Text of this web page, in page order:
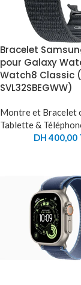
Bracelet
pour Galaxy
Watch8 Classic
SVL32SBEGWW)
Montre et Bracelet
Tablette &
DH400,00